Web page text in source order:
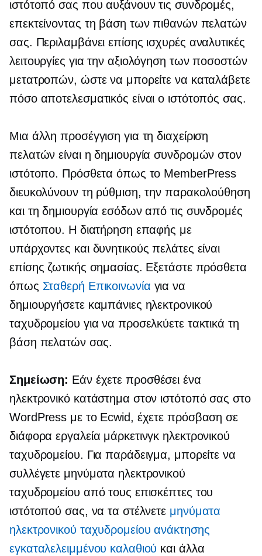
ιστότοπό σας που αυξάνουν τις συνδρομές,
επεκτείνοντας τη βάση των πιθανών πελατών
σας. Περιλαμβάνει επίσης ισχυρές αναλυτικές
λειτουργίες για την αξιολόγηση των ποσοστών
μετατροπών, ώστε να μπορείτε να καταλάβετε
πόσο αποτελεσματικός είναι ο ιστότοπός σας.
Μια άλλη προσέγγιση για τη διαχείριση
πελατών είναι η δημιουργία συνδρομών στον
ιστότοπο. Πρόσθετα όπως το MemberPress
διευκολύνουν τη ρύθμιση, την παρακολούθηση
και τη δημιουργία εσόδων από τις συνδρομές
ιστότοπου. Η διατήρηση επαφής με
υπάρχοντες και δυνητικούς πελάτες είναι
επίσης ζωτικής σημασίας. Εξετάστε πρόσθετα
όπως Σταθερή Επικοινωνία για να
δημιουργήσετε καμπάνιες ηλεκτρονικού
ταχυδρομείου για να προσελκύετε τακτικά τη
βάση πελατών σας.
Σημείωση: Εάν έχετε προσθέσει ένα
ηλεκτρονικό κατάστημα στον ιστότοπό σας στο
WordPress με το Ecwid, έχετε πρόσβαση σε
διάφορα εργαλεία μάρκετινγκ ηλεκτρονικού
ταχυδρομείου. Για παράδειγμα, μπορείτε να
συλλέγετε μηνύματα ηλεκτρονικού
ταχυδρομείου από τους επισκέπτες του
ιστότοπού σας, να τα στέλνετε μηνύματα
ηλεκτρονικού ταχυδρομείου ανάκτησης
εγκαταλελειμμένου καλαθιού και άλλα